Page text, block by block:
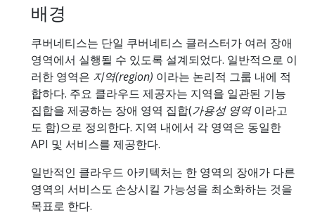
배경
쿠버네티스는 단일 쿠버네티스 클러스터가 여러 장애
영역에서 실행될 수 있도록 설계되었다. 일반적으로 이
러한 영역은 지역(region) 이라는 논리적 그룹 내에 적
합하다. 주요 클라우드 제공자는 지역을 일관된 기능
집합을 제공하는 장애 영역 집합(가용성 영역이라고
도 함)으로 정의한다. 지역 내에서 각 영역은 동일한
API 및 서비스를 제공한다.
일반적인 클라우드 아키텍처는 한 영역의 장애가 다른
영역의 서비스도 손상시킬 가능성을 최소화하는 것을
목표로 한다.